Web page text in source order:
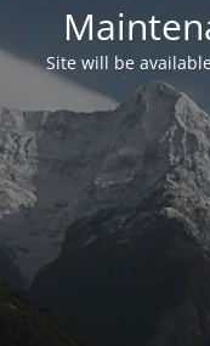
Site will be